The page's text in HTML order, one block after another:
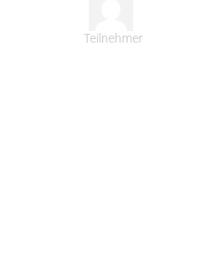
Teilnehmer